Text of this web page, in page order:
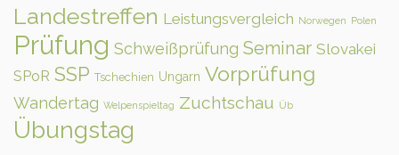
Landestreffen Leistungsvergleich Norwegen Polen
Prüfung Schweißprüfung Seminar Slovakei
SPoR SSP Tschechien Ungarn Vorprüfung
Wandertag Welpenspieltag Zuchtschau Üb
Übungstag